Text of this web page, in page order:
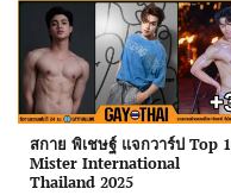
สกาย พิเชษฐ์ แจกวาร์ป Top
Mister International
Thailand 2025